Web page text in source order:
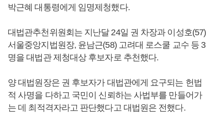
박근혜 대통령에게 임명제청했다.
대법관추천위원회는 지난달 24일 권 차장과 이성호(57)
서울중앙지법원장, 윤남근(58) 고려대 로스쿨 교수 등 3
명을 대법관 제청대상 후보자로 추천했다.
양 대법원장은 권 후보자가 대법관에게 요구되는 헌법
적 사명을 다하고 국민이 신뢰하는 사법부를 만들어가
는 데 최적격자라고 판단했다고 대법원은 전했다.